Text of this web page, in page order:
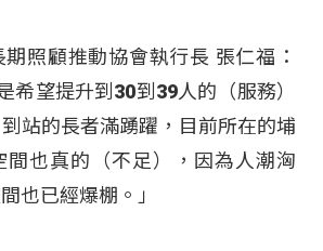
照顧推動協會執行長 張仁福：
希望提升到30到39人的（服務）
站的長者滿踴躍，目前所在的埔
間也真的（不足），因為人潮洶
也已經爆棚。」